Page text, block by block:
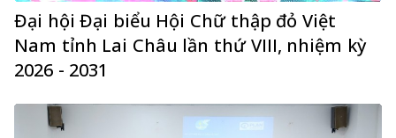
Đại hội Đại biểu Hội Chữ thập đỏ Việt
Nam tỉnh Lai Châu lần thứ VIII, nhiệm kỳ
2026 - 2031